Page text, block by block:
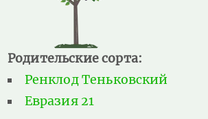
Родительские сорта:
Ренклод Теньковский
Евразия 21